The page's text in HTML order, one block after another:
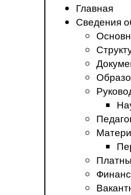
Главная
Сведения